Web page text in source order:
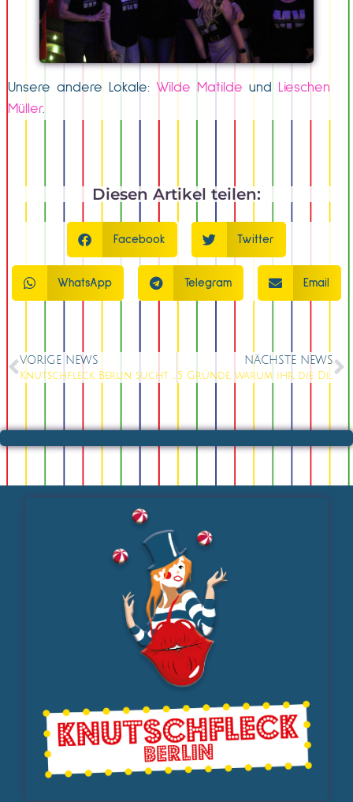
Unsere andere Lokale: Wilde Matilde und
Lieschen
Müller.
Diesen Artikel teilen:
Facebook Twitter
WhatsApp Telegram Email
VORIGE NEWS
Knutschfleck Berlin sucht dich: Barkeeper / Bartender (m/w/d) für eine der buntesten Bars der Stadt
NÄCHSTE NEWS
5 Gründe, warum ihr die Dinner-Shows im Knutschfleck Berlin wählen solltet